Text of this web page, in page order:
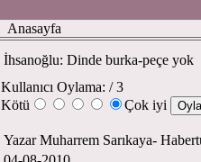
Anasayfa
İhsanoğlu: Dinde burka-peçe yok
Kullanıcı Oylama: / 3
Kötü
Çok iyi
Yazar Muharrem Sarıkaya-